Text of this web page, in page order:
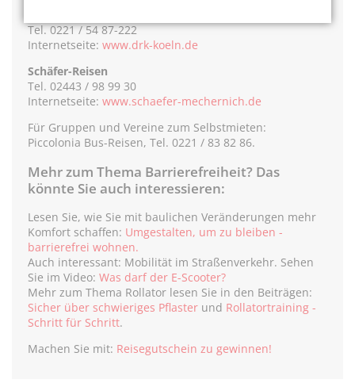
Tel. 0221 / 54 87-222
Internetseite: www.drk-koeln.de
Schäfer-Reisen
Tel. 02443 / 98 99 30
Internetseite: www.schaefer-mechernich.de
Für Gruppen und Vereine zum Selbstmieten:
Piccolonia Bus-Reisen, Tel. 0221 / 83 82 86.
Mehr zum Thema Barrierefreiheit? Das
könnte Sie auch interessieren:
Lesen Sie, wie Sie mit baulichen Veränderungen mehr
Komfort schaffen: Umgestalten, um zu bleiben -
barrierefrei wohnen.
Auch interessant: Mobilität im Straßenverkehr. Sehen
Sie im Video: Was darf der E-Scooter?
Mehr zum Thema Rollator lesen Sie in den Beiträgen:
Sicher über schwieriges Pflaster und Rollatortraining -
Schritt für Schritt.
Machen Sie mit: Reisegutschein zu gewinnen!